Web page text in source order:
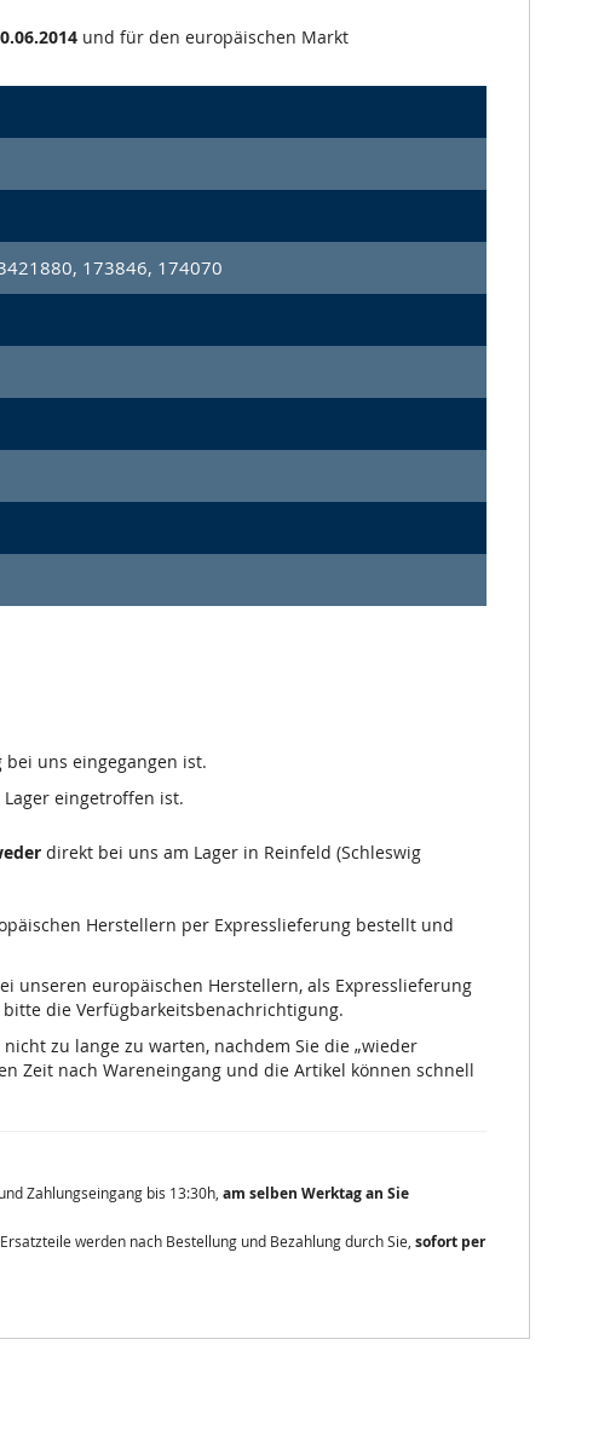
und für den europäischen Markt
173846, 174070
bei uns eingegangen ist.
eingetroffen ist.
direkt bei uns am Lager in Reinfeld (Schleswig
Herstellern per Expresslieferung bestellt und
unseren europäischen Herstellern, als Expresslieferung
die Verfügbarkeitsbenachrichtigung.
zu lange zu warten, nachdem Sie die „wieder
Zeit nach Wareneingang und die Artikel können schnell
Zahlungseingang bis 13:30h, am selben Werktag an Sie
werden nach Bestellung und Bezahlung durch Sie, sofort per